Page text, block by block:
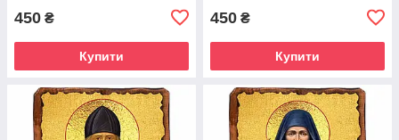
450 ₴
Купити
450 ₴
Купити